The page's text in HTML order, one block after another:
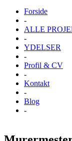
Forside
-
ALLE
-
YDELSER
-
Profil & CV
-
Kontakt
-
Blog
-